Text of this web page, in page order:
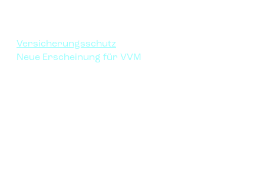
Versicherungsschutz
Neue Erscheinung für VVM